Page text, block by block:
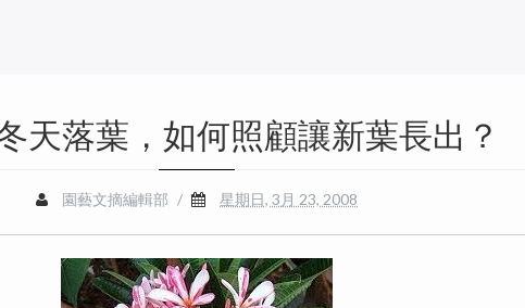
天落葉，如何照顧讓新葉長出？
園藝文摘編輯部 / 星期日, 3月 23, 2008